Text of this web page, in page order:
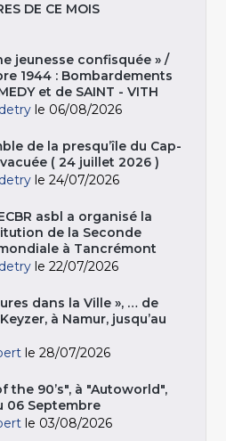
DE CE MOIS
jeunesse confisquée » /
1944 : Bombardements
et de SAINT - VITH
le 06/08/2026
de la presqu’île du Cap-
( 24 juillet 2026 )
le 24/07/2026
asbl a organisé la
de la Seconde
à Tancrémont
le 22/07/2026
dans la Ville », … de
à Namur, jusqu’au
le 28/07/2026
the 90’s", à "Autoworld",
06 Septembre
le 03/08/2026